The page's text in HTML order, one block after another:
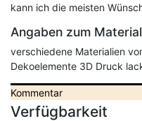
kann ich die meisten
Angaben zum
verschiedene Materialien
Dekoelemente 3D Druck
Kommentar
Verfügbarkeit